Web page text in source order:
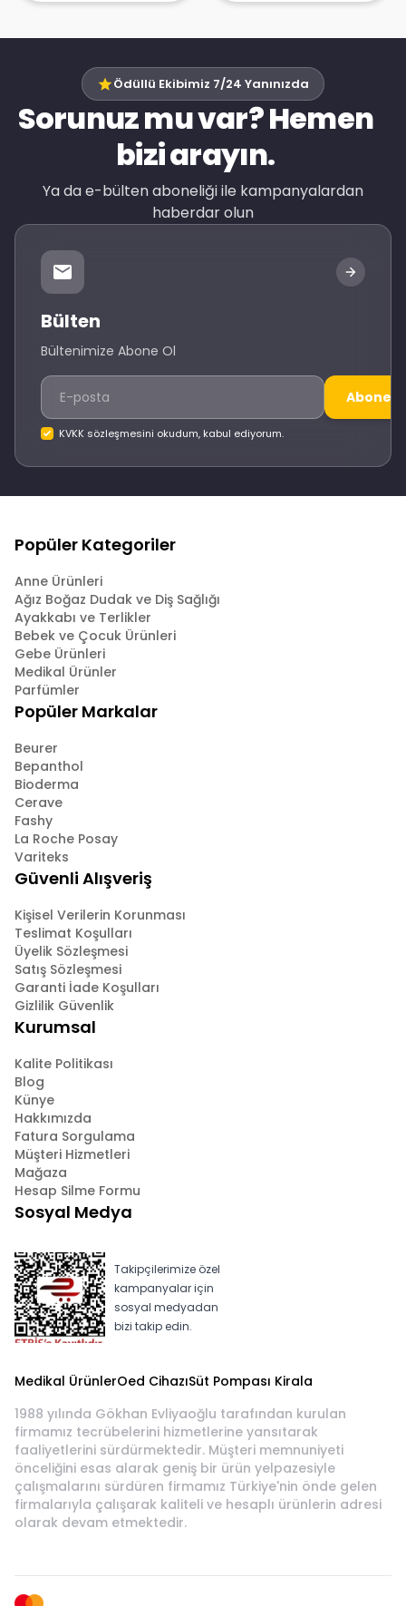
Ödüllü Ekibimiz 7/24 Yanınızda
Sorunuz mu var? Hemen
bizi arayın.
Ya da e-bülten aboneliği ile kampanyalardan
haberdar olun
Bülten
Bültenimize Abone Ol
Abone
KVKK sözleşmesini okudum, kabul ediyorum.
Popüler Kategoriler
Anne Ürünleri
Ağız Boğaz Dudak ve Diş Sağlığı
Ayakkabı ve Terlikler
Bebek ve Çocuk Ürünleri
Gebe Ürünleri
Medikal Ürünler
Parfümler
Popüler Markalar
Beurer
Bepanthol
Bioderma
Cerave
Fashy
La Roche Posay
Variteks
Güvenli Alışveriş
Kişisel Verilerin Korunması
Teslimat Koşulları
Üyelik Sözleşmesi
Satış Sözleşmesi
Garanti İade Koşulları
Gizlilik Güvenlik
Kurumsal
Kalite Politikası
Blog
Künye
Hakkımızda
Fatura Sorgulama
Müşteri Hizmetleri
Mağaza
Hesap Silme Formu
Sosyal Medya
Takipçilerimize özel
kampanyalar için
sosyal medyadan
bizi takip edin.
Medikal ÜrünlerOed CihazıSüt Pompası Kirala
1988 yılında Gökhan Evliyaoğlu tarafından kurulan
firmamız tecrübelerini hizmetlerine yansıtarak
faaliyetlerini sürdürmektedir. Müşteri memnuniyeti
önceliğini esas alarak geniş bir ürün yelpazesiyle
çalışmalarını sürdüren firmamız Türkiye'nin önde gelen
firmalarıyla çalışarak kaliteli ve hesaplı ürünlerin adresi
olarak devam etmektedir.